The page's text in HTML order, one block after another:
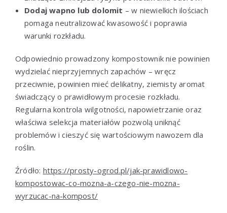
Dodaj wapno lub dolomit – w niewielkich ilościach
pomaga neutralizować kwasowość i poprawia
warunki rozkładu.
Odpowiednio prowadzony kompostownik nie powinien
wydzielać nieprzyjemnych zapachów – wręcz
przeciwnie, powinien mieć delikatny, ziemisty aromat
świadczący o prawidłowym procesie rozkładu.
Regularna kontrola wilgotności, napowietrzanie oraz
właściwa selekcja materiałów pozwolą uniknąć
problemów i cieszyć się wartościowym nawozem dla
roślin.
Źródło: https://prosty-ogrod.pl/jak-prawidlowo-
kompostowac-co-mozna-a-czego-nie-mozna-
wyrzucac-na-kompost/